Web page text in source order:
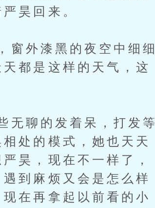
昊回来。
外漆黑的夜空中细细
都是这样的天气，这
聊的发着呆，打发等
处的模式，她也天天
昊，现在不一样了，
到麻烦又会是怎么样
在再拿起以前看的小